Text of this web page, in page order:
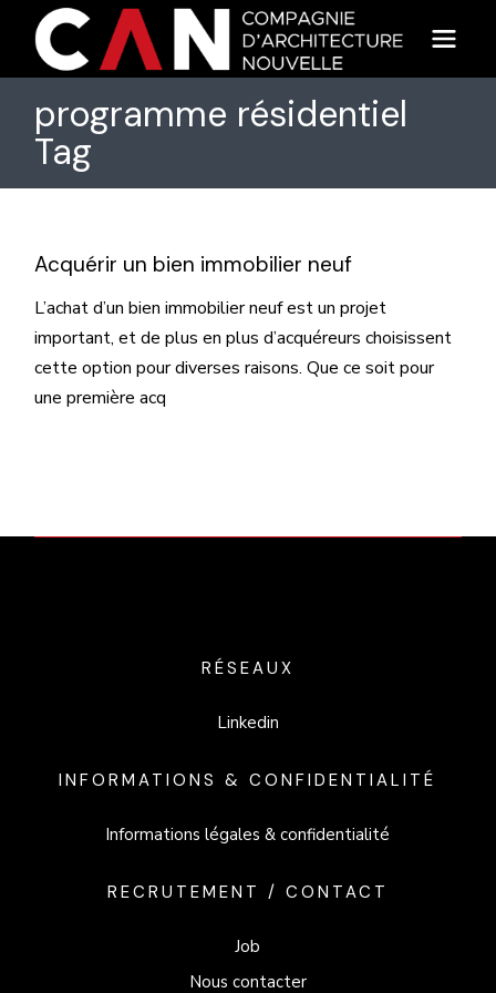
content
programme résidentiel
Tag
Acquérir un bien immobilier neuf
L’achat d’un bien immobilier neuf est un projet
important, et de plus en plus d’acquéreurs choisissent
cette option pour diverses raisons. Que ce soit pour
une première acq
RÉSEAUX
Linkedin
INFORMATIONS & CONFIDENTIALITÉ
Informations légales & confidentialité
RECRUTEMENT / CONTACT
Job
Nous contacter